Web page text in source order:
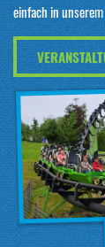
einfach in